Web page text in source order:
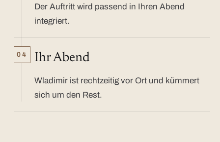
Der Auftritt wird passend in Ihren Abend
integriert.
04 Ihr Abend
Wladimir ist rechtzeitig vor Ort und kümmert
sich um den Rest.